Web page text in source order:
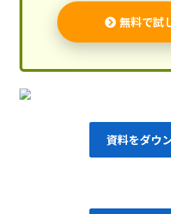
無料で試
資料をダウ